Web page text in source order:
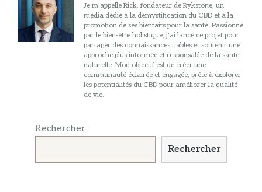
Je m'appelle Rick, fondateur de Rykstone, un
média dédié à la démystification du CBD et à la
promotion de ses bienfaits pour la santé. Passionné
par le bien-être holistique, j'ai lancé ce projet pour
partager des connaissances fiables et soutenir une
approche plus informée et responsable de la santé
naturelle. Mon objectif est de créer une
communauté éclairée et engagée, prête à explorer
les potentialités du CBD pour améliorer la qualité
de vie.
Rechercher
Rechercher